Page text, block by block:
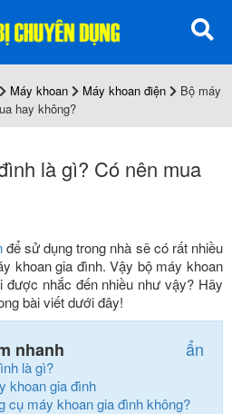
Máy khoan Máy khoan điện
Bộ máy
hay không?
là gì? Có nên mua
để sử dụng trong nhà sẽ có rất nhiều
khoan gia đình. Vậy bộ máy khoan
được nhắc đến nhiều như vậy? Hãy
bài viết dưới đây!
nhanh ẩn
là gì?
khoan gia đình
cụ máy khoan gia đình không?